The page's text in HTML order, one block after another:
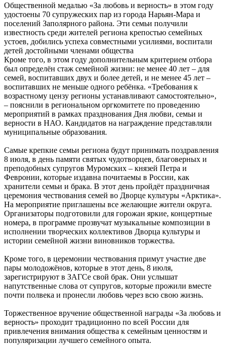
Общественной медалью «За любовь и верность» в этом году
удостоены 70 супружеских пар из города Нарьян-Мара и
поселений Заполярного района. Эти семьи получили
известность среди жителей региона крепостью семейных
устоев, добились успеха совместными усилиями, воспитали
детей достойными членами общества
Кроме того, в этом году дополнительным критерием отбора
был определён стаж семейной жизни: не менее 40 лет – для
семей, воспитавших двух и более детей, и не менее 45 лет –
воспитавших не меньше одного ребёнка. «Требования к
возрастному цензу регионы устанавливают самостоятельно»,
– пояснили в региональном оргкомитете по проведению
мероприятий в рамках празднования Дня любви, семьи и
верности в НАО. Кандидатов на награждение представляли
муниципальные образования.
Самые крепкие семьи региона будут принимать поздравления
8 июля, в день памяти святых чудотворцев, благоверных и
преподобных супругов Муромских – князей Петра и
Февронии, которые издавна почитаемы в России, как
хранители семьи и брака. В этот день пройдёт праздничная
церемония чествования семей во Дворце культуры «Арктика».
На мероприятие приглашены все желающие жители округа.
Организаторы подготовили для горожан яркие, концертные
номера, в программе прозвучат музыкальные композиции в
исполнении творческих коллективов Дворца культуры и
истории семейной жизни виновников торжества.
Кроме того, в церемонии чествования примут участие две
пары молодожёнов, которые в этот день, 8 июля,
зарегистрируют в ЗАГСе свой брак. Они услышат
напутственные слова от супругов, которые прожили вместе
почти полвека и пронесли любовь через всю свою жизнь.
Торжественное вручение общественной награды «За любовь и
верность» проходит традиционно по всей России для
привлечения внимания общества к семейным ценностям и
популяризации лучшего семейного опыта.